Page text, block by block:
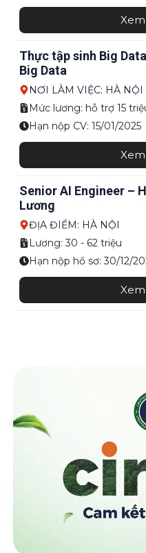
Thực tập sinh Big
Big Data
NƠI LÀM VIỆC: HÀ NỘI
Mức lương: hỗ trợ 15
Hạn nộp CV: 15/01/2025
Senior AI Engineer –
Lương
ĐỊA ĐIỂM: HÀ NỘI
Lương: 30 - 62 triệu
Hạn nộp hồ sơ: 30/12/